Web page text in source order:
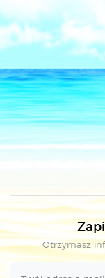
Otrzymasz